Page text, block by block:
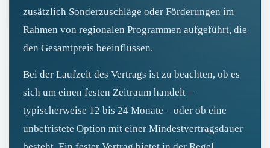
zusätzlich Sonderzuschläge oder Förderungen im
Rahmen von regionalen Programmen aufgeführt, die
den Gesamtpreis beeinflussen.
Bei der Laufzeit des Vertrags ist zu beachten, ob es
sich um einen festen Zeitraum handelt –
typischerweise 12 bis 24 Monate – oder ob eine
unbefristete Option mit einer Mindestvertragsdauer